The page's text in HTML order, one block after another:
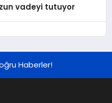
vadeyi tutuyor
Haberler!